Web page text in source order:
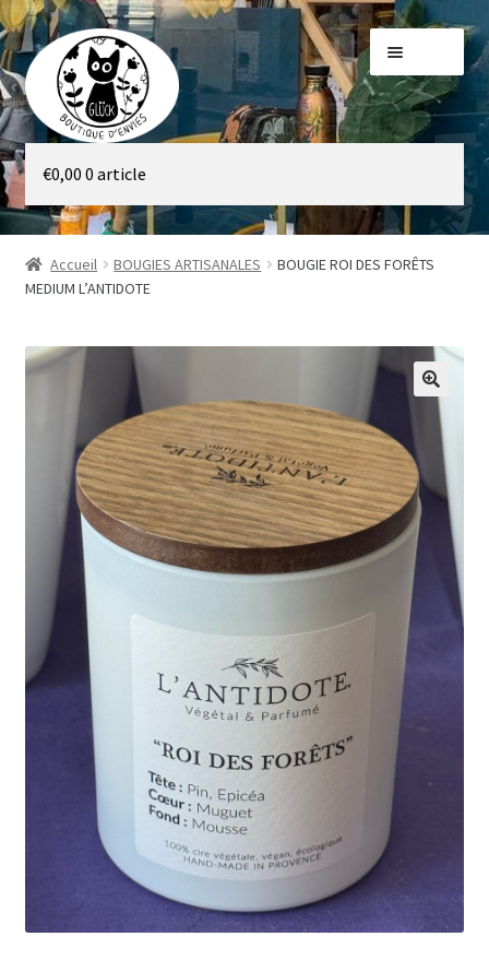
Aller
à
la
navigation
Aller
au
contenu
Galerie
Boutique
€0,00 0 article
Accueil BOUGIES ARTISANALES
BOUGIE ROI DES FORÊTS
MEDIUM L’ANTIDOTE
🔍